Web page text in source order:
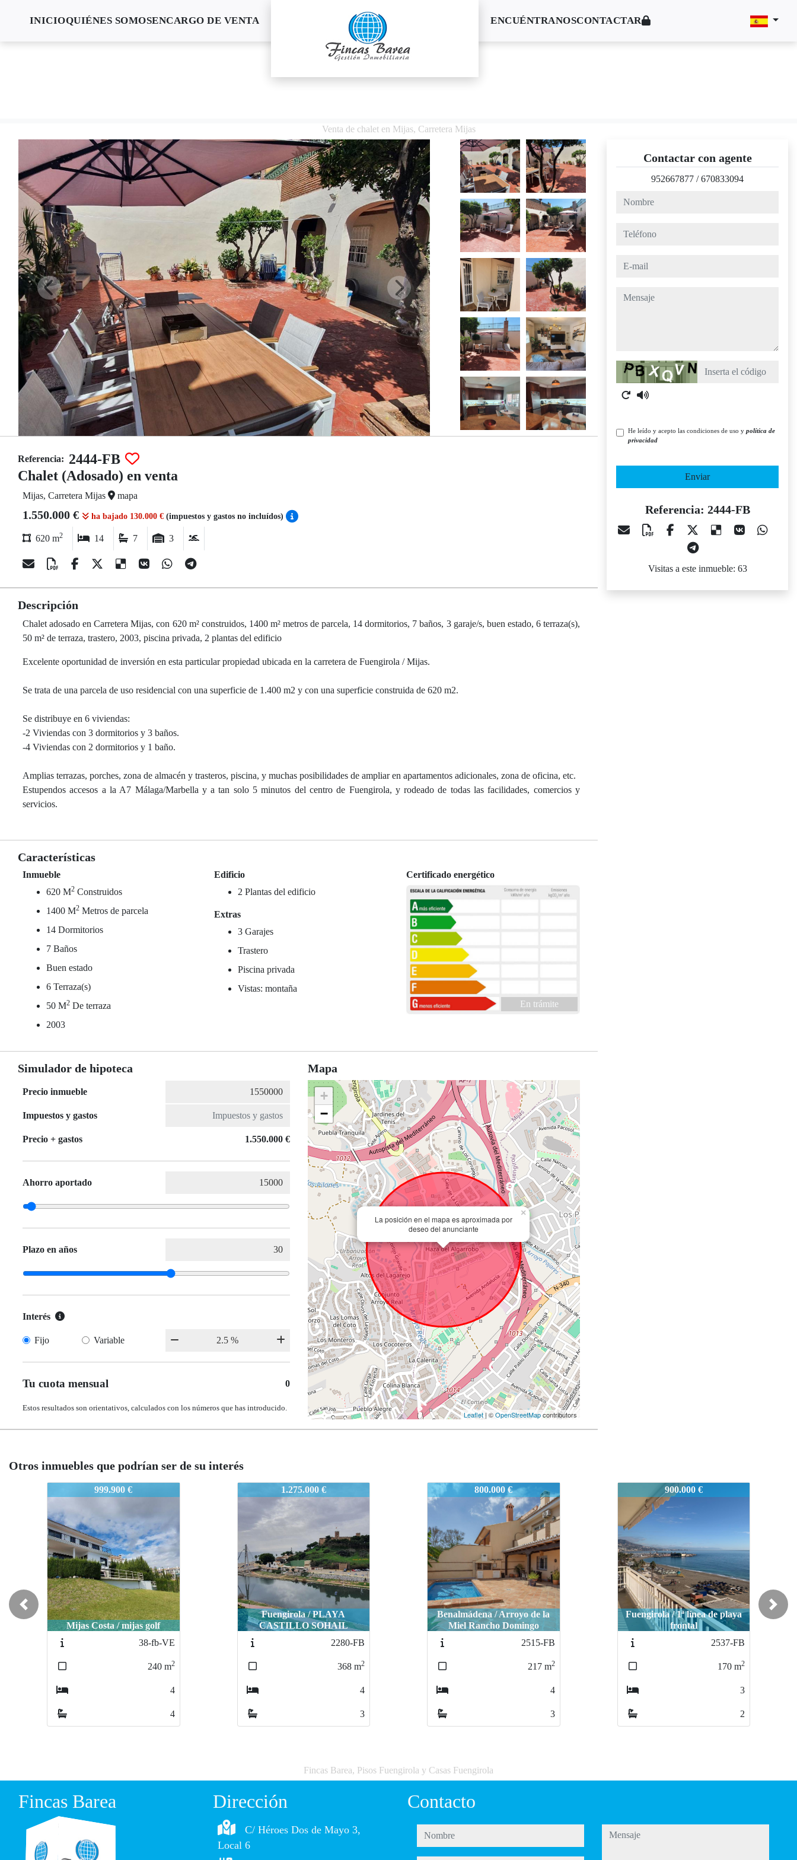
INICIOQUIÉNES SOMOSENCARGO DE VENTA ENCUÉNTRANOSCONTACTAR
Venta de chalet en Mijas, Carretera Mijas
Referencia: 2444-FB
Chalet (Adosado) en venta
Mijas, Carretera Mijas mapa
1.550.000 € ha bajado 130.000 € (impuestos y gastos no incluídos)
620 m2 14 7 3
Descripción
Chalet adosado en Carretera Mijas, con 620 m² construidos, 1400 m² metros de parcela, 14 dormitorios, 7 baños, 3 garaje/s, buen estado, 6 terraza(s),
50 m² de terraza, trastero, 2003, piscina privada, 2 plantas del edificio
Excelente oportunidad de inversión en esta particular propiedad ubicada en la carretera de Fuengirola / Mijas.
Se trata de una parcela de uso residencial con una superficie de 1.400 m2 y con una superficie construida de 620 m2.
Se distribuye en 6 viviendas:
-2 Viviendas con 3 dormitorios y 3 baños.
-4 Viviendas con 2 dormitorios y 1 baño.
Amplias terrazas, porches, zona de almacén y trasteros, piscina, y muchas posibilidades de ampliar en apartamentos adicionales, zona de oficina, etc.
Estupendos accesos a la A7 Málaga/Marbella y a tan solo 5 minutos del centro de Fuengirola, y rodeado de todas las facilidades, comercios y
servicios.
Características
Inmueble
620 M2 Construidos
1400 M2 Metros de parcela
14 Dormitorios
7 Baños
Buen estado
6 Terraza(s)
50 M2 De terraza
2003
Edificio
2 Plantas del edificio
Extras
3 Garajes
Trastero
Piscina privada
Vistas: montaña
Certificado energético
En trámite
Simulador de hipoteca
Precio inmueble
Impuestos y gastos
Precio + gastos 1.550.000 €
Ahorro aportado
Plazo en años
Interés
Fijo Variable
Tu cuota mensual 0
Estos resultados son orientativos, calculados con los números que has introducido.
Mapa
La posición en el mapa es aproximada por
deseo del anunciante
×
+
−
Leaflet| ©OpenStreetMapcontributors
Contactar con agente
952667877 /670833094
nombre
teléfono
e-mail
mensaje
Captcha
He leído y acepto las condiciones de uso y política de
privacidad
Enviar
Referencia: 2444-FB
Visitas a este inmueble: 63
Otros inmuebles que podrían ser de su interés
1.275.000 €
Fuengirola / PLAYA
CASTILLO SOHAIL
2280-FB
368 m2
4
3
800.000 €
Benalmádena / Arroyo de la
Miel Rancho Domingo
2515-FB
217m2
4
3
2444-FB 900.000 €
Fuengirola / 1ª línea de playa
frontal
2537-FB
170 m2
3
2
2444-FB 985.000 €
Fuengirola / Camino de la
Condesa
2525-FB
163m2
3
3
Previous Next
Fincas Barea, Pisos Fuengirola y Casas Fuengirola
Fincas Barea Dirección
C/ Héroes Dos de Mayo 3,
Local 6
Contacto
nombre mensaje